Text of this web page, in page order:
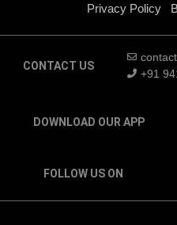
Privacy Policy
CONTACT US
+91
DOWNLOAD OUR APP
FOLLOW US ON